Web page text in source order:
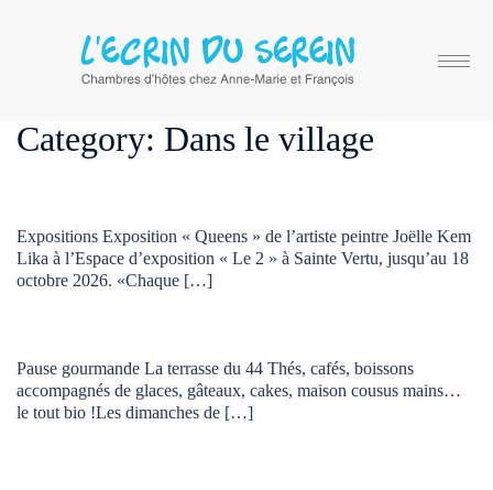
Category: Dans le village
Expositions Exposition « Queens » de l’artiste peintre Joëlle Kem
Lika à l’Espace d’exposition « Le 2 » à Sainte Vertu, jusqu’au 18
octobre 2026. «Chaque […]
Pause gourmande La terrasse du 44 Thés, cafés, boissons
accompagnés de glaces, gâteaux, cakes, maison cousus mains…
le tout bio !Les dimanches de […]